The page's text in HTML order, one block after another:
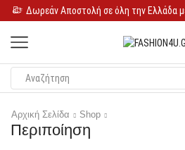
Αρχική Σελίδα Shop
Περιποίηση